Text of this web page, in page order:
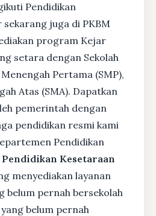
Pendidikan
juga di PKBM
program Kejar
setara dengan Sekolah
Pertama (SMP),
Atas (SMA). Dapatkan
pemerintah dengan
pendidikan resmi kami
Pendidikan
Kesetaraan
menyediakan layanan
belum pernah bersekolah
belum pernah